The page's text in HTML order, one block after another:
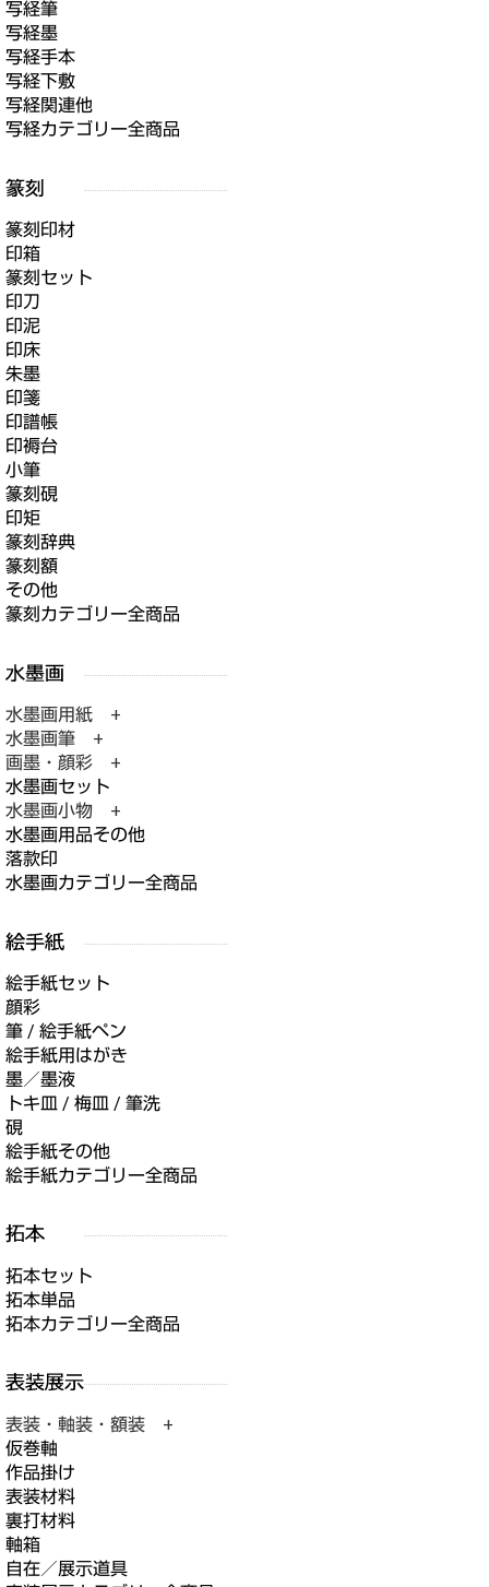
写経筆
写経墨
写経手本
写経下敷
写経関連他
写経カテゴリー全商品
篆刻印材
印箱
篆刻セット
印刀
印泥
印床
朱墨
印箋
印譜帳
印褥台
小筆
篆刻硯
印矩
篆刻辞典
篆刻額
その他
篆刻カテゴリー全商品
水墨画用紙 +
水墨画筆 +
画墨・顔彩 +
水墨画セット
水墨画小物 +
水墨画用品その他
落款印
水墨画カテゴリー全商品
絵手紙セット
顔彩
筆 / 絵手紙ペン
絵手紙用はがき
墨／墨液
トキ皿 / 梅皿 / 筆洗
硯
絵手紙その他
絵手紙カテゴリー全商品
拓本セット
拓本単品
拓本カテゴリー全商品
表装・軸装・額装 +
仮巻軸
作品掛け
表装材料
裏打材料
軸箱
自在／展示道具